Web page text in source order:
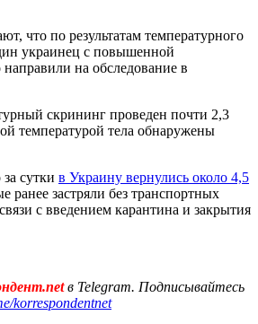
что по результатам температурного
украинец с повышенной
на обследование в
скрининг проведен почти 2,3
температурой тела обнаружены
сутки в Украину вернулись около 4,5
ранее застряли без транспортных
с введением карантина и закрытия
в Telegram. Подписывайтесь
korrespondentnet